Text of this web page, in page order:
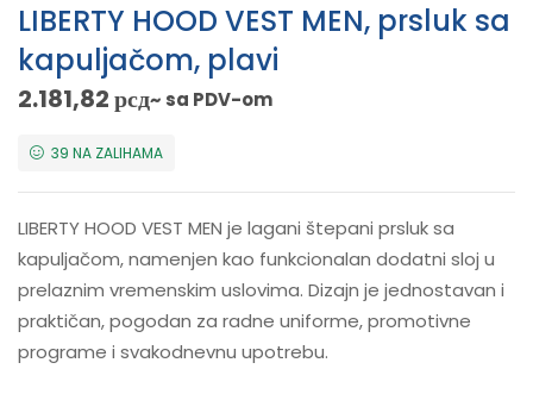
LIBERTY HOOD VEST MEN, prsluk sa
kapuljačom, plavi
2.181,82рсд~ sa PDV-om
39 NA ZALIHAMA
LIBERTY HOOD VEST MEN je lagani štepani prsluk sa
kapuljačom, namenjen kao funkcionalan dodatni sloj u
prelaznim vremenskim uslovima. Dizajn je jednostavan i
praktičan, pogodan za radne uniforme, promotivne
programe i svakodnevnu upotrebu.